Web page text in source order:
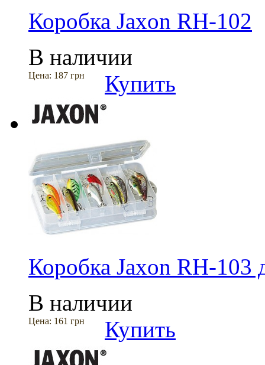
Коробка Jaxon RH-102
В наличии
Цена: 187 грн Купить
Коробка Jaxon RH-103
В наличии
Цена: 161 грн Купить